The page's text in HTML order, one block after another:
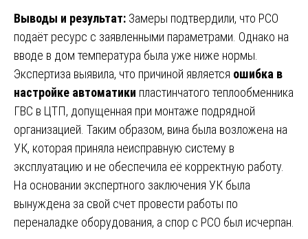
Выводы и результат: Замеры подтвердили, что РСО
подаёт ресурс с заявленными параметрами. Однако на
вводе в дом температура была уже ниже нормы.
Экспертиза выявила, что причиной является ошибка в
настройке автоматики пластинчатого теплообменника
ГВС в ЦТП, допущенная при монтаже подрядной
организацией. Таким образом, вина была возложена на
УК, которая приняла неисправную систему в
эксплуатацию и не обеспечила её корректную работу.
На основании экспертного заключения УК была
вынуждена за свой счет провести работы по
переналадке оборудования, а спор с РСО был исчерпан.